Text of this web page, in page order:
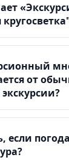
от
если